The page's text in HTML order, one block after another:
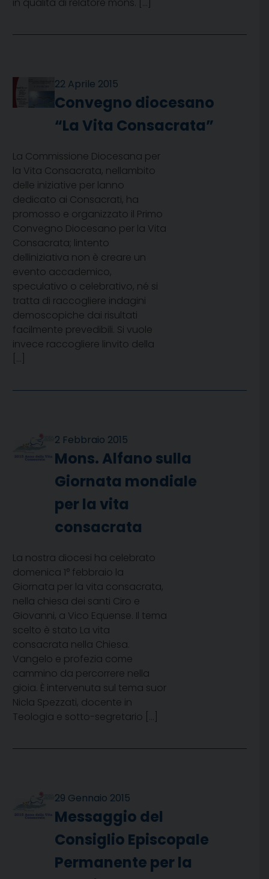
in qualità di relatore mons. […]
22 Aprile 2015
Convegno diocesano
“La Vita Consacrata”
La Commissione Diocesana per
la Vita Consacrata, nellambito
delle iniziative per lanno
dedicato ai Consacrati, ha
promosso e organizzato il Primo
Convegno Diocesano per la Vita
Consacrata; lintento
delliniziativa non è creare un
evento accademico,
speculativo o celebrativo, né si
tratta di raccogliere indagini
demoscopiche dai risultati
facilmente prevedibili. Si vuole
invece raccogliere linvito della
[…]
2 Febbraio 2015
Mons. Alfano sulla
Giornata mondiale
per la vita
consacrata
La nostra diocesi ha celebrato
domenica 1° febbraio la
Giornata per la vita consacrata,
nella chiesa dei santi Ciro e
Giovanni, a Vico Equense. Il tema
scelto è stato La vita
consacrata nella Chiesa.
Vangelo e profezia come
cammino da percorrere nella
gioia. È intervenuta sul tema suor
Nicla Spezzati, docente in
Teologia e sotto-segretario […]
29 Gennaio 2015
Messaggio del
Consiglio Episcopale
Permanente per la